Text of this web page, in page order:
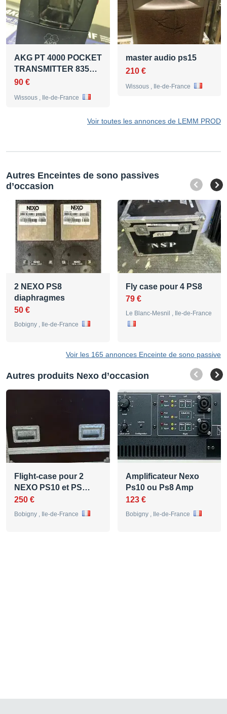
AKG PT 4000 POCKET
TRANSMITTER 835…
90 €
Wissous , Ile-de-France
master audio ps15
210 €
Wissous , Ile-de-France
Voir toutes les annonces de LEMM PROD
Autres Enceintes de sono passives
d’occasion
2 NEXO PS8
diaphragmes
50 €
Bobigny , Ile-de-France
Fly case pour 4 PS8
79 €
Le Blanc-Mesnil , Ile-de-France
Voir les 165 annonces Enceinte de sono passive
Autres produits Nexo d’occasion
Flight-case pour 2
NEXO PS10 et PS…
250 €
Bobigny , Ile-de-France
Amplificateur Nexo
Ps10 ou Ps8 Amp
123 €
Bobigny , Ile-de-France